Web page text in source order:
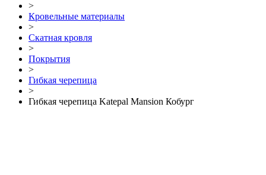
>
Кровельные материалы
>
Скатная кровля
>
Покрытия
>
Гибкая черепица
>
Гибкая черепица Katepal Mansion Кобург